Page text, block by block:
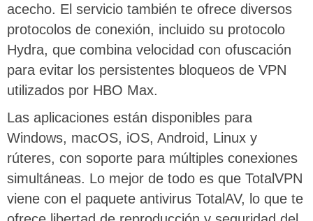
acecho. El servicio también te ofrece diversos
protocolos de conexión, incluido su protocolo
Hydra, que combina velocidad con ofuscación
para evitar los persistentes bloqueos de VPN
utilizados por HBO Max.
Las aplicaciones están disponibles para
Windows, macOS, iOS, Android, Linux y
rúteres, con soporte para múltiples conexiones
simultáneas. Lo mejor de todo es que TotalVPN
viene con el paquete antivirus TotalAV, lo que te